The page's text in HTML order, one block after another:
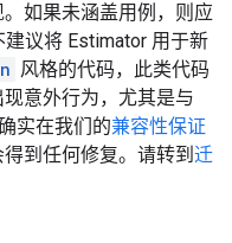
如果未涵盖用例，则应
议将 Estimator 用于新
风格的代码，此类代码
意外行为，尤其是与
实在我们的兼容性保证
到任何修复。请转到 迁